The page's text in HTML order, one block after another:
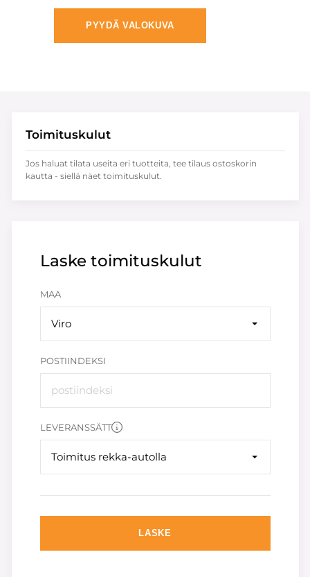
PYYDÄ VALOKUVA
Laske toimituskulut
MAA
Viro
POSTIINDEKSI
LEVERANSSÄTT
Toimitus rekka-autolla
LASKE
Toimituskulut
Jos haluat tilata useita eri tuotteita, tee tilaus ostoskorin
kautta - siellä näet toimituskulut.